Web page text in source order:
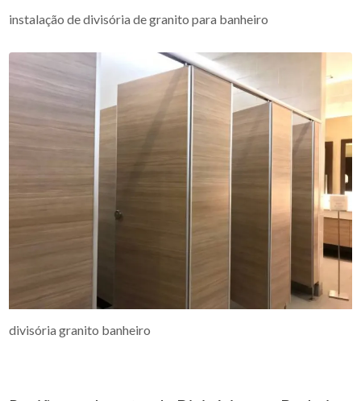
instalação de divisória de granito para banheiro
divisória granito banheiro